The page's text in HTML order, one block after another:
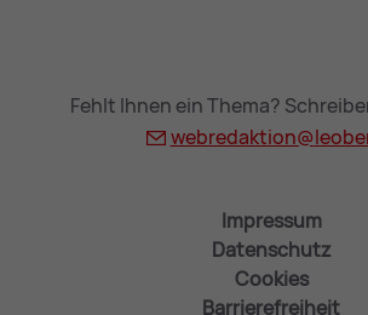
Fehlt Ihnen ein Thema?
webredaktion@
Impressum
Datenschutz
Cookies
Barrierefreiheit